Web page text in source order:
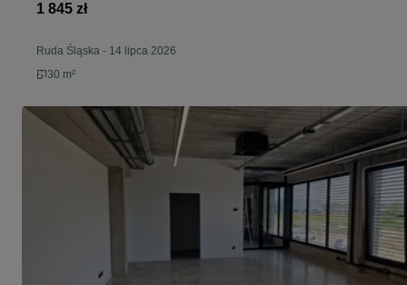
1 845 zł
Ruda Śląska - 14 lipca 2026
30 m²